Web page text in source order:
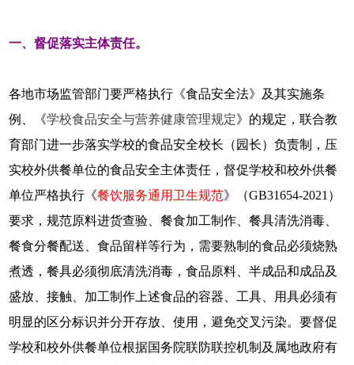
一、督促落实主体责任。
各地市场监管部门要严格执行《食品安全法》及其实施条
例、《学校食品安全与营养健康管理规定》的规定，联合教
育部门进一步落实学校的食品安全校长（园长）负责制，压
实校外供餐单位的食品安全主体责任，督促学校和校外供餐
单位严格执行《餐饮服务通用卫生规范》（GB31654-2021）
要求，规范原料进货查验、餐食加工制作、餐具清洗消毒、
餐食分餐配送、食品留样等行为，需要熟制的食品必须烧熟
煮透，餐具必须彻底清洗消毒，食品原料、半成品和成品及
盛放、接触、加工制作上述食品的容器、工具、用具必须有
明显的区分标识并分开存放、使用，避免交叉污染。要督促
学校和校外供餐单位根据国务院联防联控机制及属地政府有